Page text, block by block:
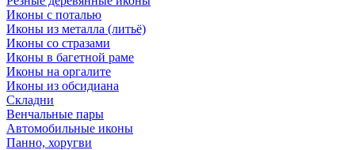
Иконы с поталью
Иконы из металла (литьё)
Иконы со стразами
Иконы в багетной раме
Иконы на оргалите
Иконы из обсидиана
Складни
Венчальные пары
Автомобильные иконы
Панно, хоругви